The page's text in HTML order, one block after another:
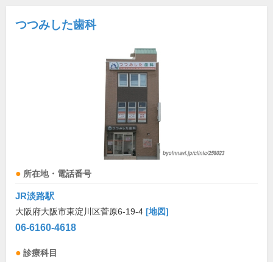
つつみした歯科
所在地・電話番号
JR淡路駅
大阪府大阪市東淀川区菅原6-19-4 [地図]
06-6160-4618
診療科目